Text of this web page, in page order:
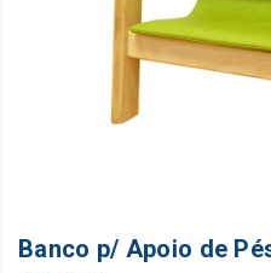
Banco p/ Apoio de